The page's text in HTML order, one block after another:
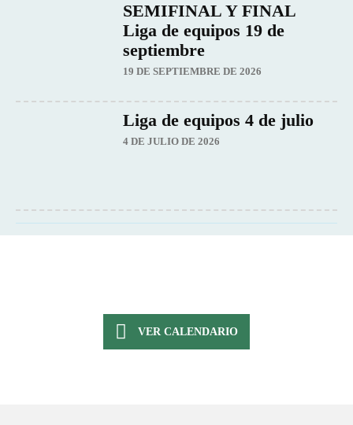
SEMIFINAL Y FINAL
Liga de equipos 19 de
septiembre
19 DE SEPTIEMBRE DE 2026
Liga de equipos 4 de julio
4 DE JULIO DE 2026
VER CALENDARIO